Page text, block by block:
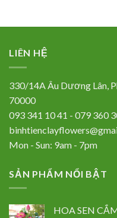
LIÊN HỆ
330/14A Âu Dương Lân,
70000
093 341 10 41 - 079 360
Mon - Sun: 9am - 7pm
SẢN PHẨM NỔI BẬT
HOA SEN